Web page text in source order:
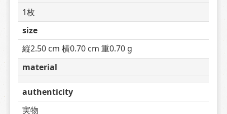
1枚
size
縦2.50 cm 横0.70 cm 重0.70 g
material
authenticity
実物